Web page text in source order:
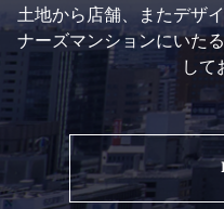
土地から店舗、またデザ
ナーズマンションにいた
して